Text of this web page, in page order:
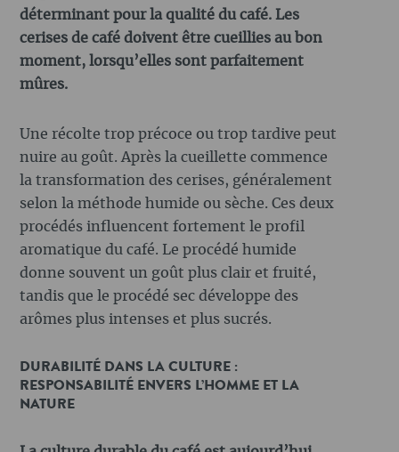
déterminant pour la qualité du café. Les
cerises de café doivent être cueillies au bon
moment, lorsqu’elles sont parfaitement
mûres.
Une récolte trop précoce ou trop tardive peut
nuire au goût. Après la cueillette commence
la transformation des cerises, généralement
selon la méthode humide ou sèche. Ces deux
procédés influencent fortement le profil
aromatique du café. Le procédé humide
donne souvent un goût plus clair et fruité,
tandis que le procédé sec développe des
arômes plus intenses et plus sucrés.
DURABILITÉ DANS LA CULTURE :
RESPONSABILITÉ ENVERS L’HOMME ET LA
NATURE